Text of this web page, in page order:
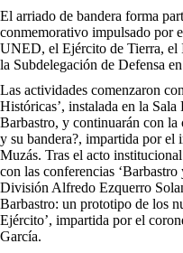
El arriado de bandera forma
conmemorativo impulsado por
UNED, el Ejército de Tierra,
la Subdelegación de Defensa
Las actividades comenzaron
Históricas’, instalada en la
Barbastro, y continuarán con la
y su bandera?, impartida por
Muzás. Tras el acto
con las conferencias
División Alfredo Ezquerro
Barbastro: un prototipo de los
Ejército’, impartida por el
García.